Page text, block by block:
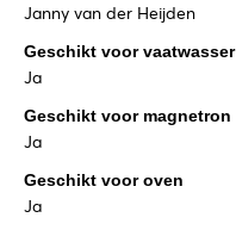
Janny van der Heijden
Geschikt voor vaatwasser
Ja
Geschikt voor magnetron
Ja
Geschikt voor oven
Ja